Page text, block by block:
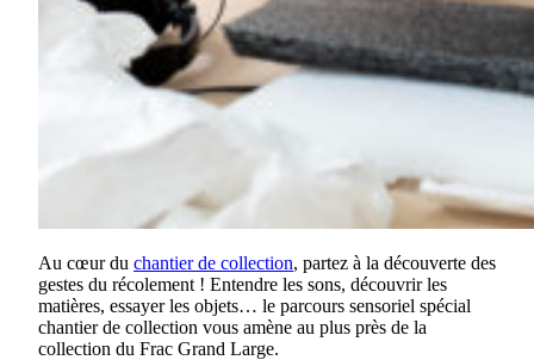
Au cœur du chantier de collection, partez à la découverte des
gestes du récolement ! Entendre les sons, découvrir les
matières, essayer les objets… le parcours sensoriel spécial
chantier de collection vous amène au plus près de la
collection du Frac Grand Large.